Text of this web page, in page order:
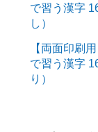
で習う漢字
し）
【両面印刷
で習う漢字
り）